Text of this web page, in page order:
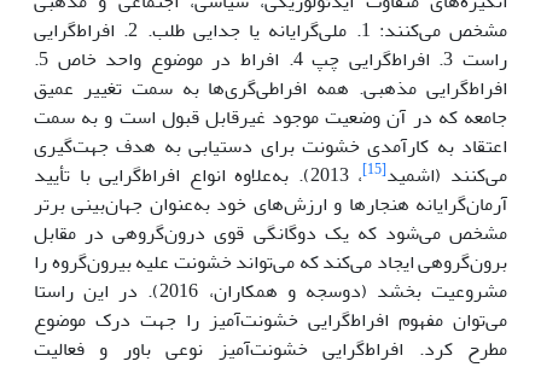
مشخص می‌کنند: 1. ملی‌گرایانه یا جدایی طلب. 2. افراط‌گرایی
راست 3. افراط‌گرایی چپ 4. افراط در موضوع واحد خاص 5.
افراط‌گرایی مذهبی. همه افراطی‌گری‌ها به سمت تغییر عمیق
جامعه که در آن وضعیت موجود غیرقابل قبول است و به سمت
اعتقاد به کارآمدی خشونت برای دستیابی به هدف جهت‌گیری
می‌کنند (اشمید[15]
، 2013). به‌علاوه انواع افراط‌گرایی با تأیید
آرمان‌گرایانه هنجارها و ارزش‌های خود به‌عنوان جهان‌بینی برتر
مشخص می‌شود که یک دوگانگی قوی درون‌گروهی در مقابل
برون‌گروهی ایجاد می‌کند که می‌تواند خشونت علیه بیرون‌گروه را
مشروعیت بخشد (دوسجه و همکاران، 2016). در این راستا
می‌توان مفهوم افراط‌گرایی خشونت‌آمیز را جهت درک موضوع
مطرح کرد. افراط‌گرایی خشونت‌آمیز نوعی باور و فعالیت